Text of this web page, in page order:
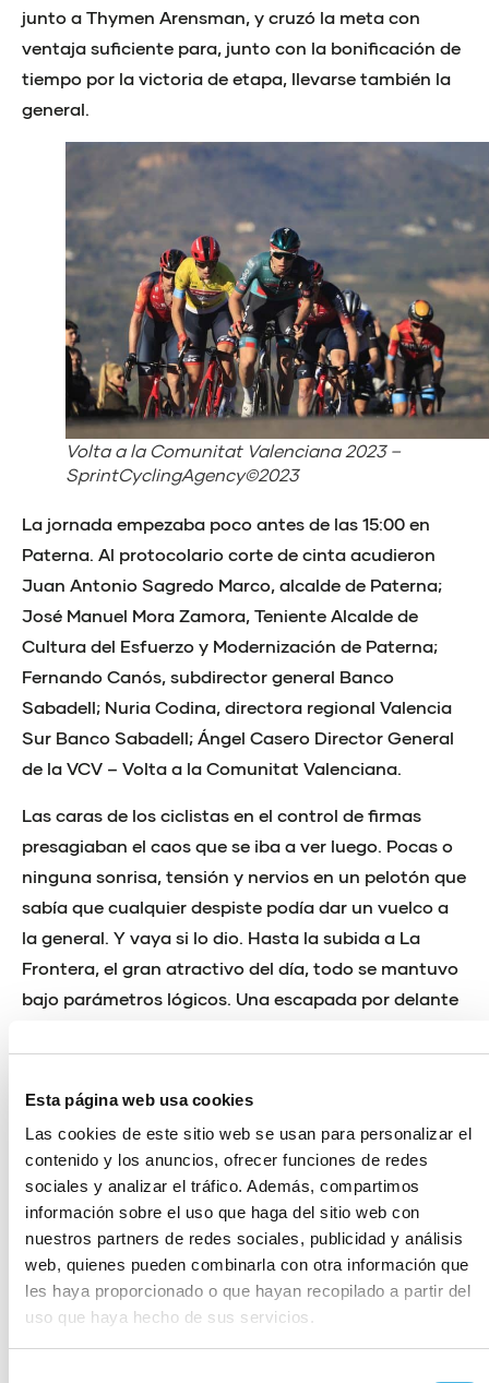
Esta página web usa cookies
Las cookies de este sitio web se usan para personalizar el
contenido y los anuncios, ofrecer funciones de redes
sociales y analizar el tráfico. Además, compartimos
información sobre el uso que haga del sitio web con
nuestros partners de redes sociales, publicidad y análisis
web, quienes pueden combinarla con otra información que
les haya proporcionado o que hayan recopilado a partir del
uso que haya hecho de sus servicios.
junto a Thymen Arensman, y cruzó la meta con
ventaja suficiente para, junto con la bonificación de
tiempo por la victoria de etapa, llevarse también la
general.
Volta a la Comunitat Valenciana 2023 –
SprintCyclingAgency©2023
La jornada empezaba poco antes de las 15:00 en
Paterna. Al protocolario corte de cinta acudieron
Juan Antonio Sagredo Marco, alcalde de Paterna;
José Manuel Mora Zamora, Teniente Alcalde de
Cultura del Esfuerzo y Modernización de Paterna;
Fernando Canós, subdirector general Banco
Sabadell; Nuria Codina, directora regional Valencia
Sur Banco Sabadell; Ángel Casero Director General
de la VCV – Volta a la Comunitat Valenciana.
Las caras de los ciclistas en el control de firmas
presagiaban el caos que se iba a ver luego. Pocas o
ninguna sonrisa, tensión y nervios en un pelotón que
sabía que cualquier despiste podía dar un vuelco a
la general. Y vaya si lo dio. Hasta la subida a La
Frontera, el gran atractivo del día, todo se mantuvo
bajo parámetros lógicos. Una escapada por delante
abrió el cielo y llegaron los truenos.
El Bora-Hansgrohe de Vlasov hizo una escabechina
y acabó con casi todos los gregarios. Solo se
quedaron los favoritos a la general en cabeza y
algún invitado, pero pocos. Coronaron La Frontera
juntos y se dispusieron a afrontar unos 30
kilómetros hasta la meta de auténtica tensión.
Nadie quería atacar, pero tampoco relajarse. El
grupo venía fuerte por detrás, pero no alcanzaba. La
etapa, y posiblemente la general, estaba para el que